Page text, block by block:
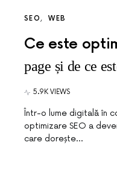
SEO WEB
Ce este
page și de ce
5.9K VIEWS
Într-o lume digitală în
optimizare SEO a
care dorește…